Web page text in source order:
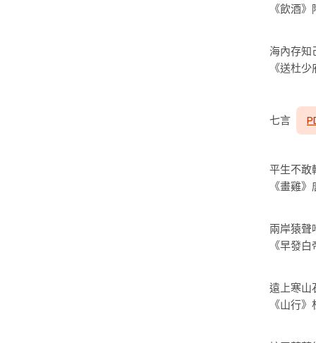
《飲酒
海內存知
《送杜
七言
平生不敢
《畫雞
兩岸猿聲
《早發
遠上寒山
《山行